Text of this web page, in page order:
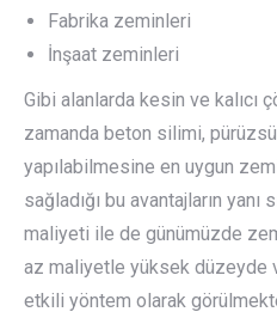
Fabrika zeminleri
İnşaat zeminleri
Gibi alanlarda kesin ve kalıcı
zamanda beton silimi,
yapılabilmesine en uygun
sağladığı bu avantajların yanı
maliyeti ile de günümüzde
az maliyetle yüksek düzeyde
etkili yöntem olarak